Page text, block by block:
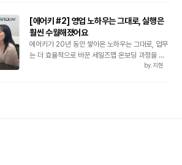
[에어키 #2] 영업 노하우는 그대로, 실행은
훨씬 수월해졌어요
에어키가 20년 동안 쌓아온 노하우는 그대로, 업무
는 더 효율적으로 바꾼 세일즈맵 온보딩 과정을 소
by. 지현